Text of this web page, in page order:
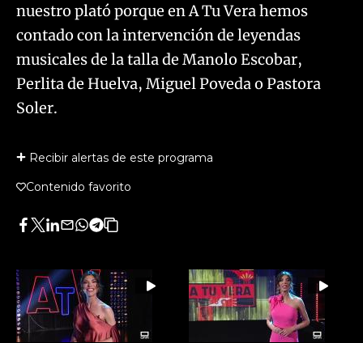
nuestro plató porque en A Tu Vera hemos
contado con la intervención de leyendas
musicales de la talla de Manolo Escobar,
Perlita de Huelva, Miguel Poveda o Pastora
Soler.
Recibir alertas de este programa
Contenido favorito
Facebook
Twitter
LinkedIn
Enviar
Whatsapp
Telegram
Copiar
artículo